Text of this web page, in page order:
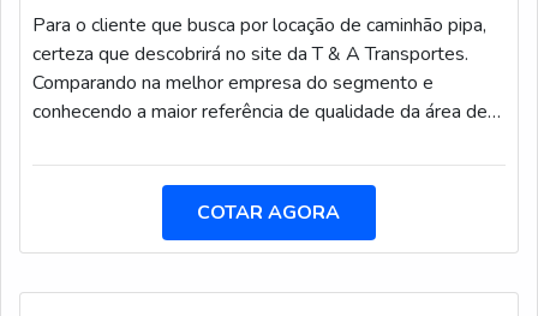
Para o cliente que busca por locação de caminhão pipa,
certeza que descobrirá no site da T & A Transportes.
Comparando na melhor empresa do segmento e
conhecendo a maior referência de qualidade da área de
pipa, com a T & A Transportes alcançará proteção com
pagamento acessível.DIFERENCIAIS IMPORTANTES
DE LOCAÇÃO DE CAMINHÃO PIPAA T & A
Transportes foca sua estratégia em proporcionar aos
clientes uma estrutura com escritório de alta qualidade
COTAR AGORA